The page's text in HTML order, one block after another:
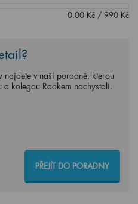
0.00 Kč / 990 Kč
v naší poradně, kterou
kolegou Radkem nachystali.
PŘEJÍT DO PORADNY